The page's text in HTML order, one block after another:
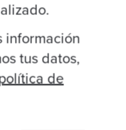
información
tus datos,
de
embargo,